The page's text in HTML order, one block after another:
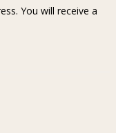
You will receive a